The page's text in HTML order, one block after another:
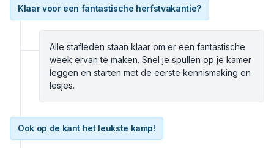
Klaar voor een fantastische herfstvakantie?
Alle stafleden staan klaar om er een fantastische
week ervan te maken. Snel je spullen op je kamer
leggen en starten met de eerste kennismaking en
lesjes.
Ook op de kant het leukste kamp!